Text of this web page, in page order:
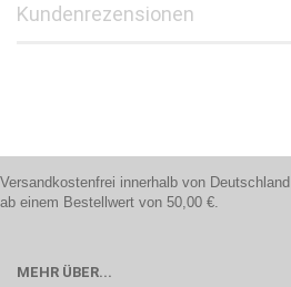
Kundenrezensionen
Versandkostenfrei innerhalb von Deutschland
ab einem Bestellwert von 50,00 €.
MEHR ÜBER...